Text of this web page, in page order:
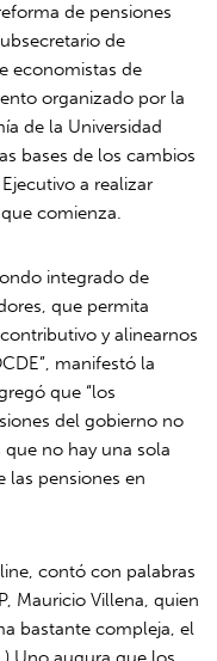
de pensiones
de
economistas de
organizado por la
de la Universidad
bases de los cambios
a realizar
comienza.
integrado de
que permita
y alinearnos
manifestó la
que “los
del gobierno no
no hay una sola
las pensiones en
contó con palabras
Mauricio Villena, quien
bastante compleja, el